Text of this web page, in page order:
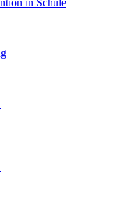
in Schule